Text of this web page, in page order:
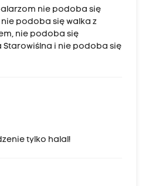
nie podoba się
podoba się walka z
nie podoba się
i nie podoba się
tylko halal!